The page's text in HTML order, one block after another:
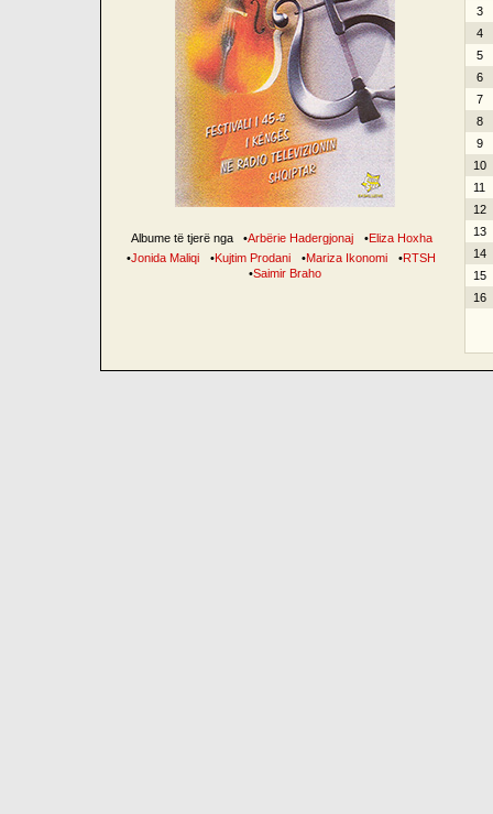
Albume të tjerë nga •Arbërie Hadergjonaj •Eliza Hoxha
•Jonida Maliqi •Kujtim Prodani •Mariza Ikonomi •RTSH
•Saimir Braho
3
4
5
6
7
8
9
10
11
12
13
14
15
16